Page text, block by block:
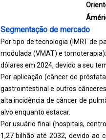
Segmentação de mercado
Por tipo de tecnologia (IMRT de
modulada (VMAT) e
dólares em 2024, devido a seu
Por aplicação (câncer de
gastrointestinal e outros
alta incidência de câncer de
alvo enquanto estacar.
Por usuário final (hospitais,
1,27 bilhão até 2032, devido ao